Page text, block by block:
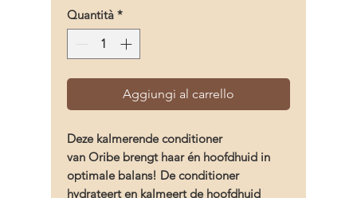
Quantità *
Aggiungi al carrello
Deze kalmerende conditioner
van Oribe brengt haar én hoofdhuid in
optimale balans! De conditioner
hydrateert en kalmeert de hoofdhuid